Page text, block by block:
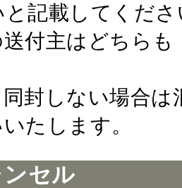
記載してくださ
送付主はどちら
封しない場合
たします。
セル